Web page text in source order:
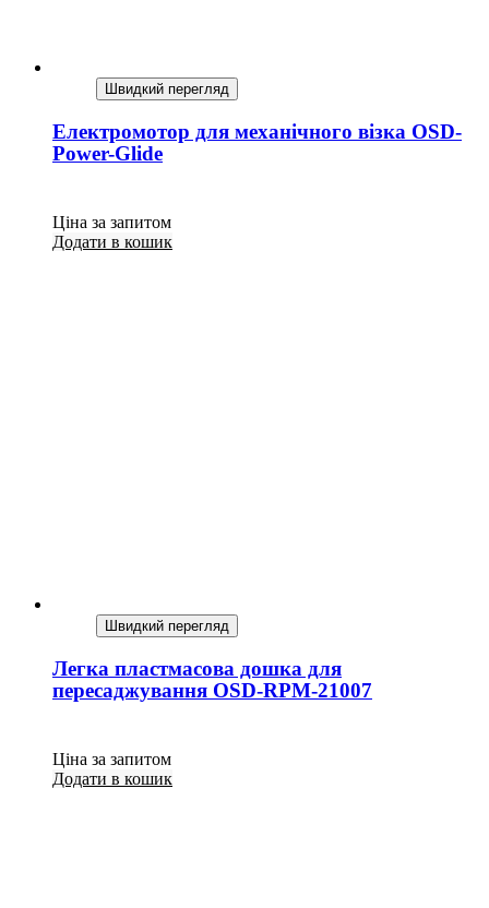
Швидкий перегляд
Електромотор для механічного візка OSD-
Power-Glide
Ціна за запитом
Додати в кошик
Швидкий перегляд
Легка пластмасова дошка для
пересаджування OSD-RPM-21007
Ціна за запитом
Додати в кошик